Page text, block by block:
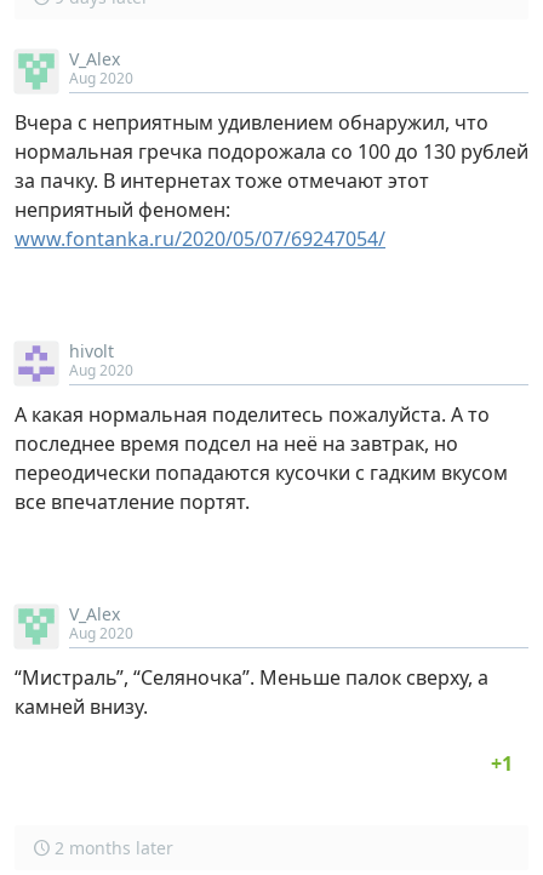
V_Alex
Aug 2020
Вчера с неприятным удивлением обнаружил, что
нормальная гречка подорожала со 100 до 130 рублей
за пачку. В интернетах тоже отмечают этот
неприятный феномен:
www.fontanka.ru/2020/05/07/69247054/
hivolt
Aug 2020
А какая нормальная поделитесь пожалуйста. А то
последнее время подсел на неё на завтрак, но
переодически попадаются кусочки с гадким вкусом
все впечатление портят.
V_Alex
Aug 2020
“Мистраль”, “Селяночка”. Меньше палок сверху, а
камней внизу.
2 months later